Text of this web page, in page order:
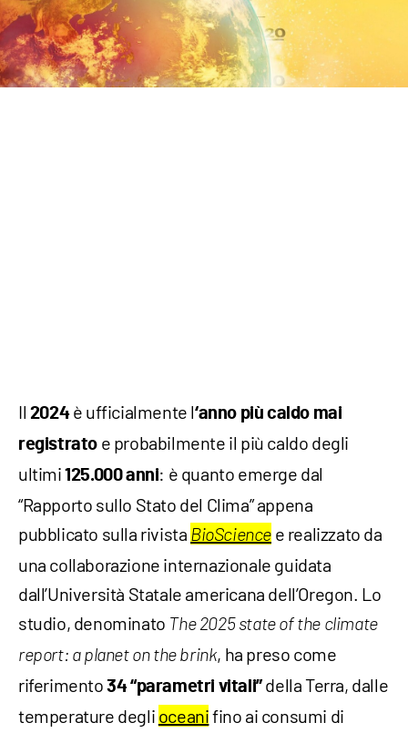
Il 2024è ufficialmente l‘anno più caldo mai
registrato e probabilmente il più caldo degli
ultimi125.000 anni: è quanto emerge dal
“Rapporto sullo Stato del Clima” appena
pubblicato sulla rivista BioScience e realizzato da
una collaborazione internazionale guidata
dall’Università Statale americana dell’Oregon. Lo
studio, denominato The 2025 state of the climate
report: a planet on the brink, ha preso come
riferimento 34 “parametri vitali”della Terra, dalle
temperature degli oceanifino ai consumi di